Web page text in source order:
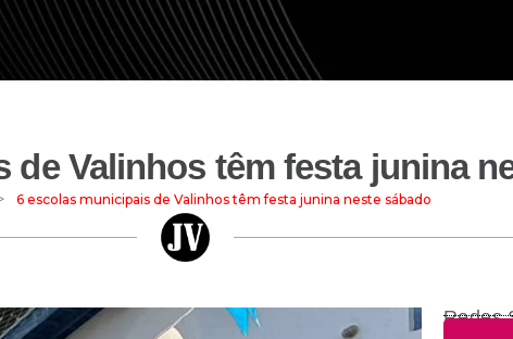
de Valinhos têm festa junina
> 6 escolas municipais de Valinhos têm festa junina neste sábado
Redes